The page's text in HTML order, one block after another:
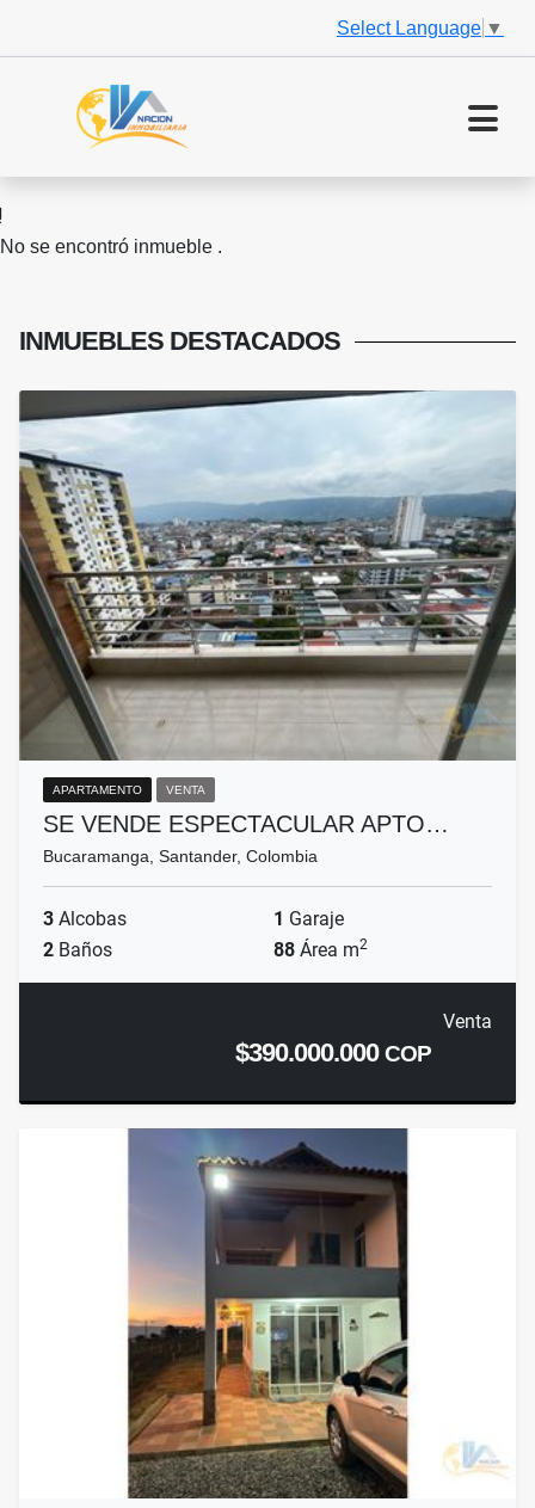
Select Language ▼
No se encontró inmueble .
INMUEBLES DESTACADOS
APARTAMENTO VENTA
SE VENDE ESPECTACULAR APTO…
Bucaramanga, Santander, Colombia
3 Alcobas 1 Garaje
2 Baños 88 Área m2
Venta
$390.000.000COP